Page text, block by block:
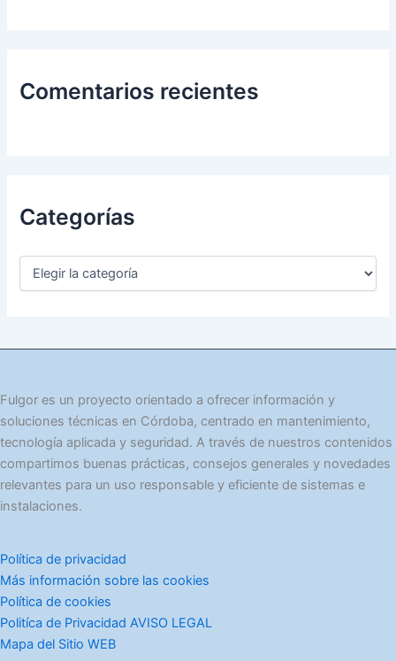
Comentarios recientes
Categorías
C
o
a
s
Fulgor es un proyecto orientado a ofrecer información y
soluciones técnicas en Córdoba, centrado en mantenimiento,
tecnología aplicada y seguridad. A través de nuestros contenidos
compartimos buenas prácticas, consejos generales y novedades
relevantes para un uso responsable y eficiente de sistemas e
instalaciones.
Política de privacidad
Más información sobre las cookies
Política de cookies
Politíca de Privacidad AVISO LEGAL
Mapa del Sitio WEB